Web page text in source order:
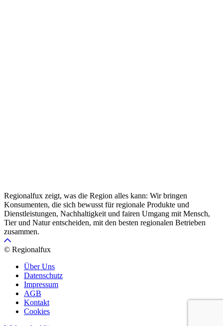
Regionalfux zeigt, was die Region alles kann: Wir bringen
Konsumenten, die sich bewusst für regionale Produkte und
Dienstleistungen, Nachhaltigkeit und fairen Umgang mit Mensch,
Tier und Natur entscheiden, mit den besten regionalen Betrieben
zusammen.
© Regionalfux
Über Uns
Datenschutz
Impressum
AGB
Kontakt
Cookies